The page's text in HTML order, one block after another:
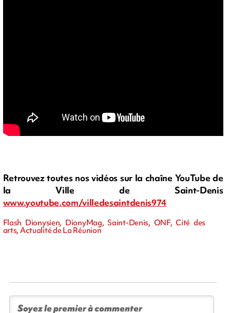
Retrouvez toutes nos vidéos sur la chaîne YouTube de
la Ville de Saint-Denis
www.youtube.com/villedesaintdenis974
Flash Dionysien, DionyMag, Saint-Denis, ONF, Cité des
arts, Actualité de La Réunion